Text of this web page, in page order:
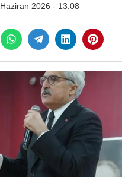
2026 - 13:08